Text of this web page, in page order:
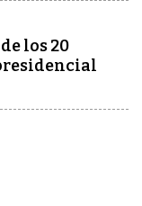
los 20